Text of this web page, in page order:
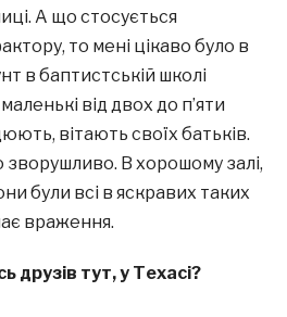
А що стосується
то мені цікаво було в
в баптистській школі
від двох до п’яти
вітають своїх батьків.
В хорошому залі,
були всі в яскравих таких
враження.
друзів тут, у Техасі?